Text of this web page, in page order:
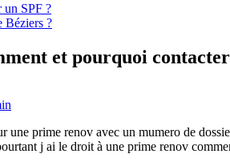
un SPF ?
Béziers ?
et pourquoi
une prime renov avec un mumero de
j ai le droit à une prime renov